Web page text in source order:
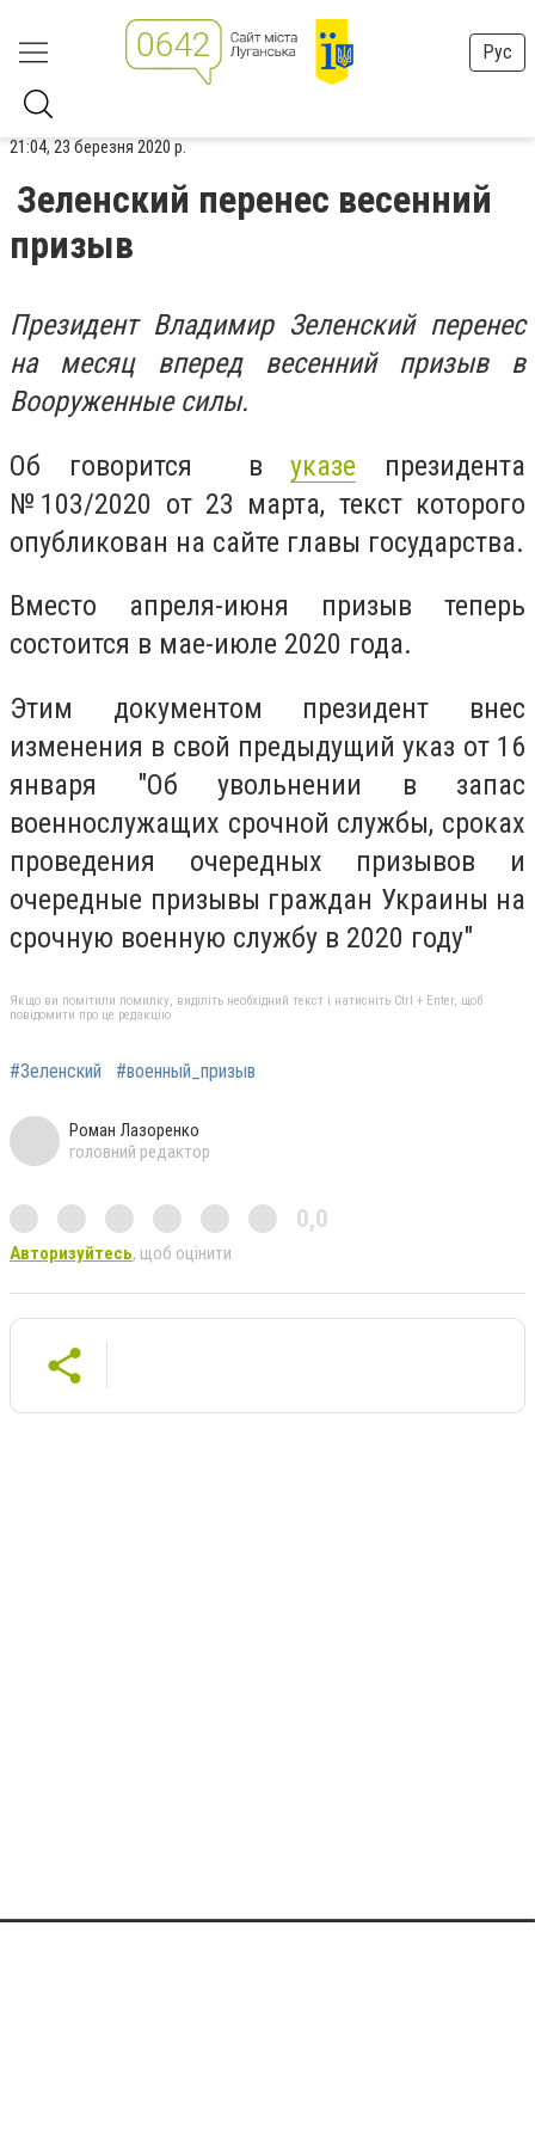
Рус
21:04, 23 березня 2020 р.
Зеленский перенес весенний
призыв
Президент Владимир Зеленский перенес
на месяц вперед весенний призыв в
Вооруженные силы.
Об говорится вуказе президента
№103/2020 от 23 марта, текст которого
опубликован на сайте главы государства.
Вместо апреля-июня призыв теперь
состоится в мае-июле 2020 года.
Этим документом президент внес
изменения в свой предыдущий указ от 16
января "Об увольнении в запас
военнослужащих срочной службы, сроках
проведения очередных призывов и
очередные призывы граждан Украины на
срочную военную службу в 2020 году"
Якщо ви помітили помилку, виділіть необхідний текст і натисніть Ctrl + Enter, щоб
повідомити про це редакцію
#Зеленский #военный_призыв
Роман Лазоренко
головний редактор
0,0
Авторизуйтесь, щоб оцінити